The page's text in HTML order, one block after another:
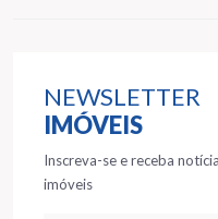
NEWSLETTER
IMÓVEIS
Inscreva-se e receba
imóveis